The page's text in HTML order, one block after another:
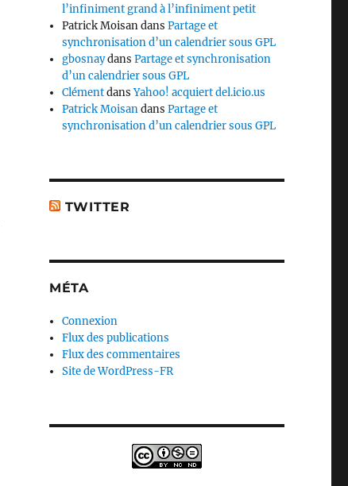
l’infiniment grand à l’infiniment petit
Patrick MoisandansPartage et
synchronisation d’un calendrier sous GPL
gbosnaydansPartage et synchronisation
d’un calendrier sous GPL
ClémentdansYahoo! acquiert del.icio.us
Patrick MoisandansPartage et
synchronisation d’un calendrier sous GPL
TWITTER
MÉTA
Connexion
Flux des publications
Flux des commentaires
Site de WordPress-FR